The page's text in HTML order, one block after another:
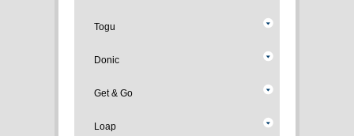
Togu
Donic
Get & Go
Loap